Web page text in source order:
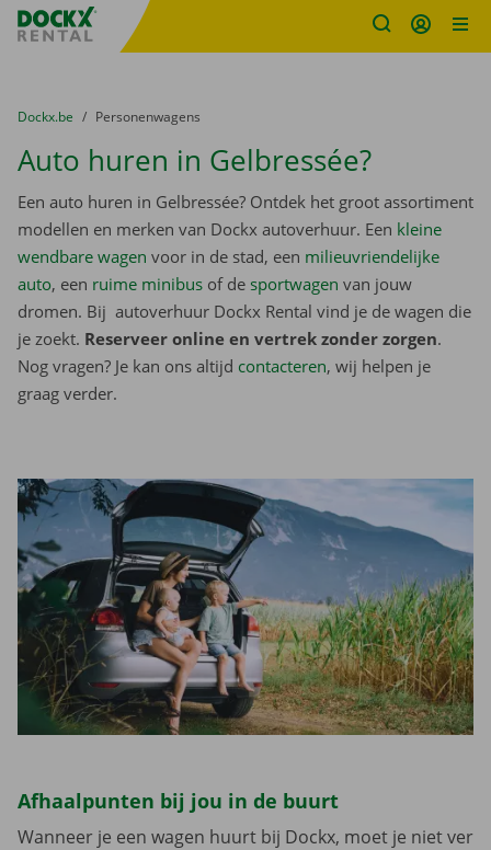
Fratello DEMO
U bevindt zich hier:
van
Dockx.be naar
Personenwagens
Auto huren in Gelbressée?
Een auto huren in Gelbressée? Ontdek het groot assortiment
modellen en merken van Dockx autoverhuur. Een kleine
wendbare wagen voor in de stad, een milieuvriendelijke
auto, een ruime minibus of de sportwagen van jouw
dromen. Bij autoverhuur Dockx Rental vind je de wagen die
je zoekt. Reserveer online en vertrek zonder zorgen.
Nog vragen? Je kan ons altijd contacteren, wij helpen je
graag verder.
Afhaalpunten bij jou in de buurt
Wanneer je een wagen huurt bij Dockx, moet je niet ver